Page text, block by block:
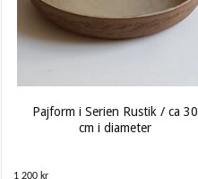
Pajform i Serien Rustik / ca 30
cm i diameter
1 200 kr